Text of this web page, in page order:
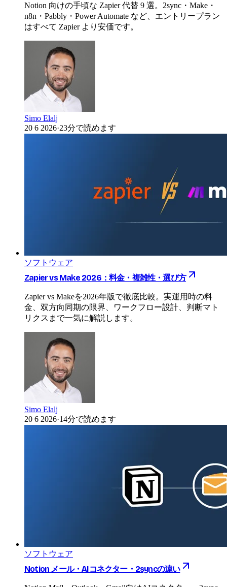
Notion 向けの手頃な Zapier 代替 9 選。2sync・Make・
n8n・Pabbly・Power Automate など、エントリープラン
はすべて Zapier より安価です。
Simo Elalj
20 6 2026·23分で読めます
ソフトウェア
Zapier vs Make 2026：料金・複雑性・選び方
Zapier vs Makeを2026年版で徹底比較。実運用時の料
金、双方向同期の限界、ワークフロー設計、判断マト
リクスまで一気に解説します。
Simo Elalj
20 6 2026·14分で読めます
ソフトウェア
Notion メール・AIコネクター・2syncの違い